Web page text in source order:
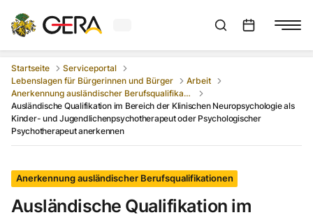
Aktuelles Wetter in GeraSuchleiste anzeigen
Startseite
Serviceportal
Lebenslagen für Bürgerinnen und Bürger
Arbeit
Anerkennung ausländischer Berufsqualifikationen
Ausländische Qualifikation im Bereich der Klinischen Neuropsychologie als
Kinder- und Jugendlichenpsychotherapeut oder Psychologischer
Psychotherapeut anerkennen
Anerkennung ausländischer Berufsqualifikationen
Ausländische Qualifikation im